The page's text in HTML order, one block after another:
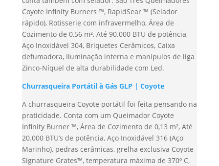
Coyote Infinity Burners ™, RapidSear ™ (Selador
rápido), Rotisserie com infravermelho, Área de
Cozimento de 0,56 m², Até 90.000 BTU de potência,
Aço Inoxidável 304, Briquetes Cerâmicos, Caixa
defumadora, Iluminação interna e manípulos de liga
Zinco-Níquel de alta durabilidade com Led.
Churrasqueira Portátil à Gás GLP | Coyote
A churrasqueira Coyote portátil foi feita pensando na
praticidade. Conta com um Queimador Coyote
Infinity Burner ™, Área de Cozimento de 0,13 m², Até
20.000 BTU’s de potência, Aço Inoxidável 316 (Aço
Marinho), pedras cerâmicas, grelha exclusiva Coyote
Signature Grates™, temperatura máxima de 370º C,